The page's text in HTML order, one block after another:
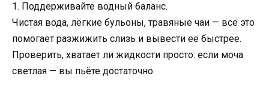
1. Поддерживайте водный баланс.
Чистая вода, лёгкие бульоны, травяные чаи — всё это
помогает разжижить слизь и вывести её быстрее.
Проверить, хватает ли жидкости просто: если моча
светлая — вы пьёте достаточно.